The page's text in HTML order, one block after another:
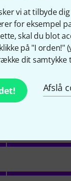
vi at tilbyde
for eksempel
skal du blot
på "I orden!" (
dit samtykke
Afslå